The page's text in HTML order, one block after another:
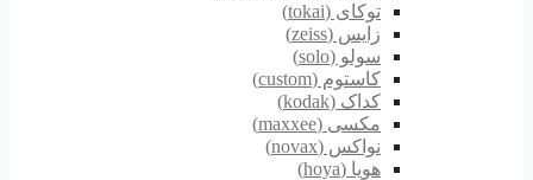
توکای (tokai)
زایس (zeiss)
سولو (solo)
کاستوم (custom)
کداک (kodak)
مکسی (maxxee)
نواکس (novax)
هویا (hoya)